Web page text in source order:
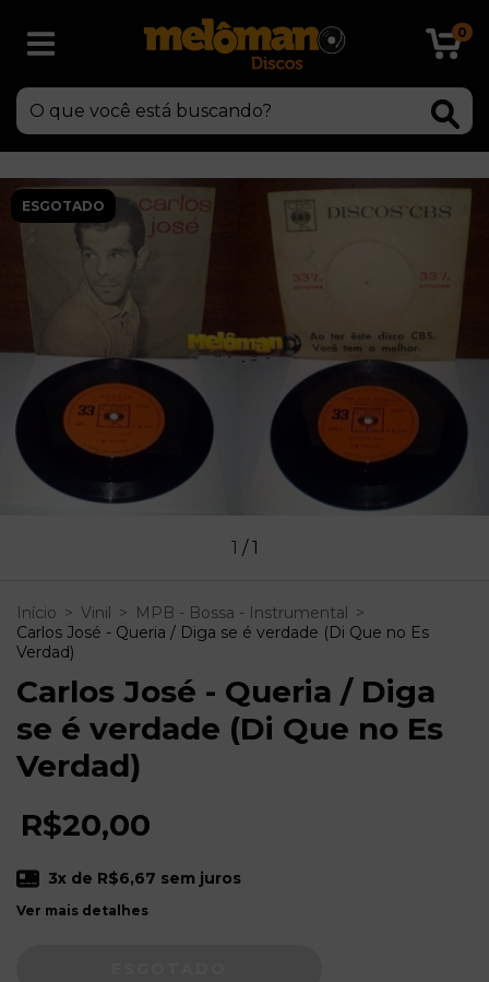
0
ESGOTADO
1 /1
Início > Vinil > MPB - Bossa - Instrumental >
Carlos José - Queria / Diga se é verdade (Di Que no Es
Verdad)
Carlos José - Queria / Diga
se é verdade (Di Que no Es
Verdad)
R$20,00
3x de R$6,67 sem juros
Ver mais detalhes